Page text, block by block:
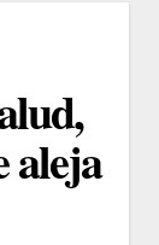
aleja